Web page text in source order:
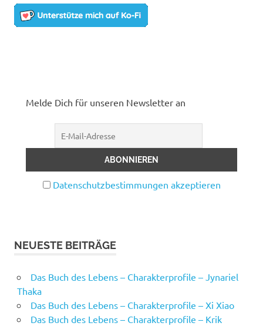
Melde Dich für unseren Newsletter an
Datenschutzbestimmungen akzeptieren
NEUESTE BEITRÄGE
Das Buch des Lebens – Charakterprofile – Jynariel
Thaka
Das Buch des Lebens – Charakterprofile – Xi Xiao
Das Buch des Lebens – Charakterprofile – Krik